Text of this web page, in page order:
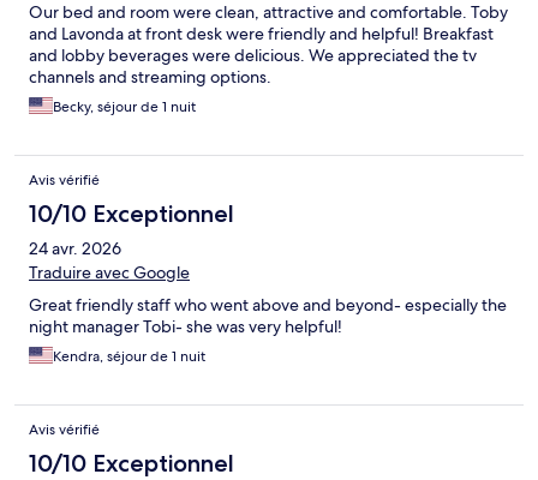
Our bed and room were clean, attractive and comfortable. Toby
and Lavonda at front desk were friendly and helpful! Breakfast
and lobby beverages were delicious. We appreciated the tv
channels and streaming options.
Becky, séjour de 1 nuit
Avis vérifié
10/10 Exceptionnel
24 avr. 2026
Traduire avec Google
Great friendly staff who went above and beyond- especially the
night manager Tobi- she was very helpful!
Kendra, séjour de 1 nuit
Avis vérifié
10/10 Exceptionnel